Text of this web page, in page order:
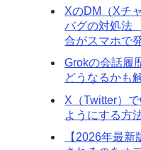
XのDM（Xチ
バグの対処法
合がスマホで
Grokの会話履
どうなるかも
X（Twitter）
ようにする方
【2026年最